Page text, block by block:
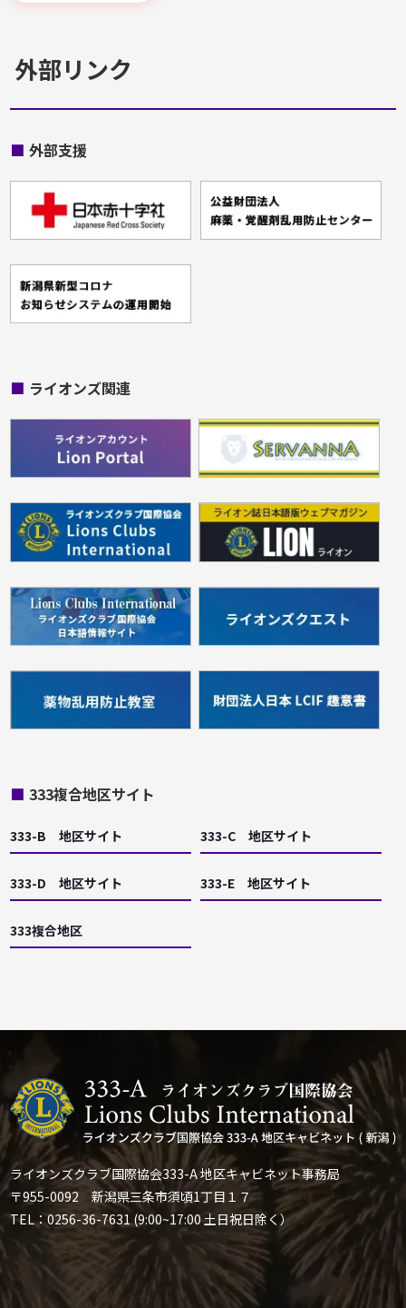
外部リンク
■ 外部支援
■ ライオンズ関連
■ 333複合地区サイト
333-B 地区サイト 333-C 地区サイト
333-D 地区サイト 333-E 地区サイト
333複合地区
ライオンズクラブ国際協会333-A 地区キャビネット事務局
〒955-0092 新潟県三条市須頃1丁目１７
TEL：0256-36-7631 (9:00~17:00 土日祝日除く）